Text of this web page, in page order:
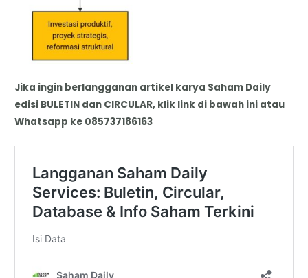
Jika ingin berlangganan artikel karya Saham Daily
edisi BULETIN dan CIRCULAR, klik link di bawah ini atau
Whatsapp ke 085737186163